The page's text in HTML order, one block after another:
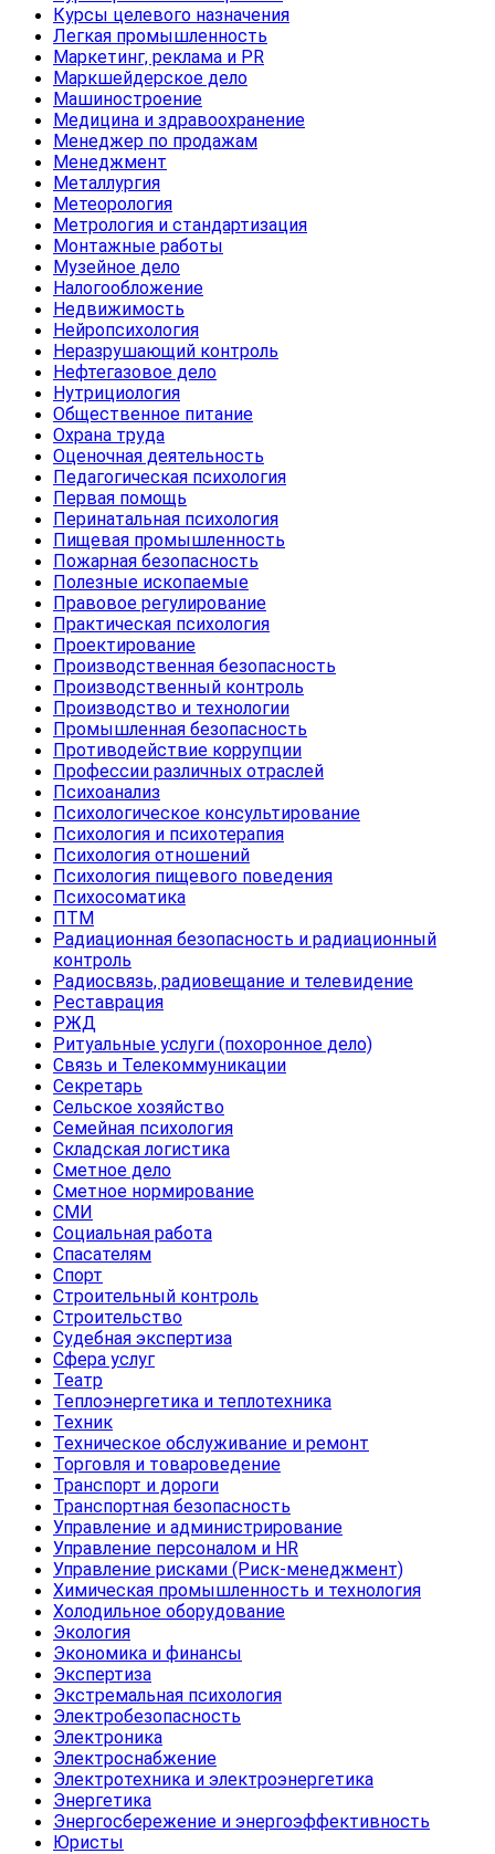
Курсы целевого назначения
Легкая промышленность
Маркетинг, реклама и PR
Маркшейдерское дело
Машиностроение
Медицина и здравоохранение
Менеджер по продажам
Менеджмент
Металлургия
Метеорология
Метрология и стандартизация
Монтажные работы
Музейное дело
Налогообложение
Недвижимость
Нейропсихология
Неразрушающий контроль
Нефтегазовое дело
Нутрициология
Общественное питание
Охрана труда
Оценочная деятельность
Педагогическая психология
Первая помощь
Перинатальная психология
Пищевая промышленность
Пожарная безопасность
Полезные ископаемые
Правовое регулирование
Практическая психология
Проектирование
Производственная безопасность
Производственный контроль
Производство и технологии
Промышленная безопасность
Противодействие коррупции
Профессии различных отраслей
Психоанализ
Психологическое консультирование
Психология и психотерапия
Психология отношений
Психология пищевого поведения
Психосоматика
ПТМ
Радиационная безопасность и радиационный
контроль
Радиосвязь, радиовещание и телевидение
Реставрация
РЖД
Ритуальные услуги (похоронное дело)
Связь и Телекоммуникации
Секретарь
Сельское хозяйство
Семейная психология
Складская логистика
Сметное дело
Сметное нормирование
СМИ
Социальная работа
Спасателям
Спорт
Строительный контроль
Строительство
Судебная экспертиза
Сфера услуг
Театр
Теплоэнергетика и теплотехника
Техник
Техническое обслуживание и ремонт
Торговля и товароведение
Транспорт и дороги
Транспортная безопасность
Управление и администрирование
Управление персоналом и HR
Управление рисками (Риск-менеджмент)
Химическая промышленность и технология
Холодильное оборудование
Экология
Экономика и финансы
Экспертиза
Экстремальная психология
Электробезопасность
Электроника
Электроснабжение
Электротехника и электроэнергетика
Энергетика
Энергосбережение и энергоэффективность
Юристы